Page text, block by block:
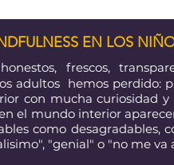
EN LOS
frescos,
adultos hemos perdido:
con mucha curiosidad y
el mundo interior
como desagradables,
"genial" o "no me va